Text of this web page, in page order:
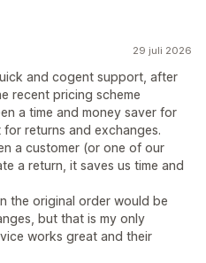
29 juli 2026
and cogent support, after
recent pricing scheme
a time and money saver for
returns and exchanges.
a customer (or one of our
a return, it saves us time and
the original order would be
but that is my only
works great and their